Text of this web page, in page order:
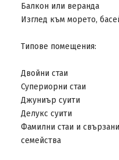
Балкон или веранда
Изглед към морето,
Типове помещения:
Двойни стаи
Супериорни стаи
Джуниър суити
Делукс суити
Фамилни стаи и
семейства